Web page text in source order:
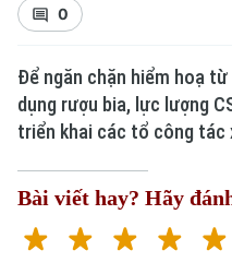
0
Để ngăn chặn hiểm hoạ
dụng rượu bia, lực lượng
triển khai các tổ công tác
Bài viết hay? Hãy